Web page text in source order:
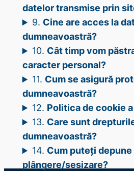
datelor transmise prin
9. Cine are acces la
dumneavoastră?
10. Cât timp vom
caracter personal?
11. Cum se asigură
dumneavoastră?
12. Politica de cookie a
13. Care sunt
dumneavoastră?
14. Cum puteți depune
plângere/sesizare?